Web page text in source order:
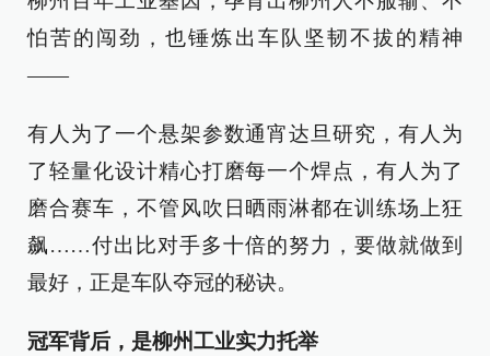
怕苦的闯劲，也锤炼出车队坚韧不拔的精神
——
有人为了一个悬架参数通宵达旦研究，有人为
了轻量化设计精心打磨每一个焊点，有人为了
磨合赛车，不管风吹日晒雨淋都在训练场上狂
飙……付出比对手多十倍的努力，要做就做到
最好，正是车队夺冠的秘诀。
冠军背后，是柳州工业实力托举